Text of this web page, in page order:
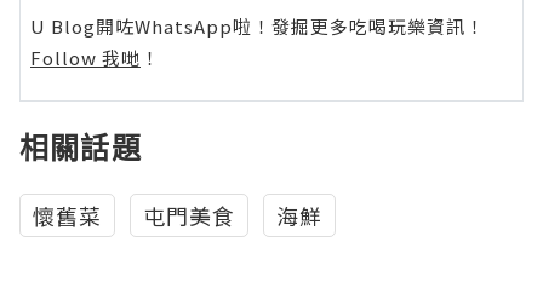
U Blog開咗WhatsApp啦！發掘更多吃喝玩樂資訊！
Follow 我哋 ！
相關話題
懷舊菜 屯門美食 海鮮